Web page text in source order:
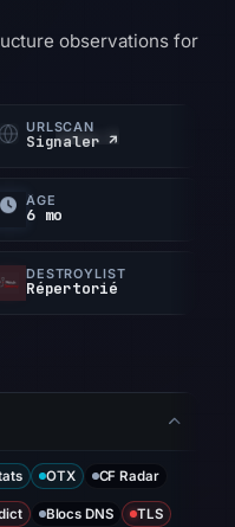
observations for
URLSCAN
Signaler ↗
ÂGE
6 mo
DESTROYLIST
Répertorié
OTX CF Radar
Blocs DNS TLS